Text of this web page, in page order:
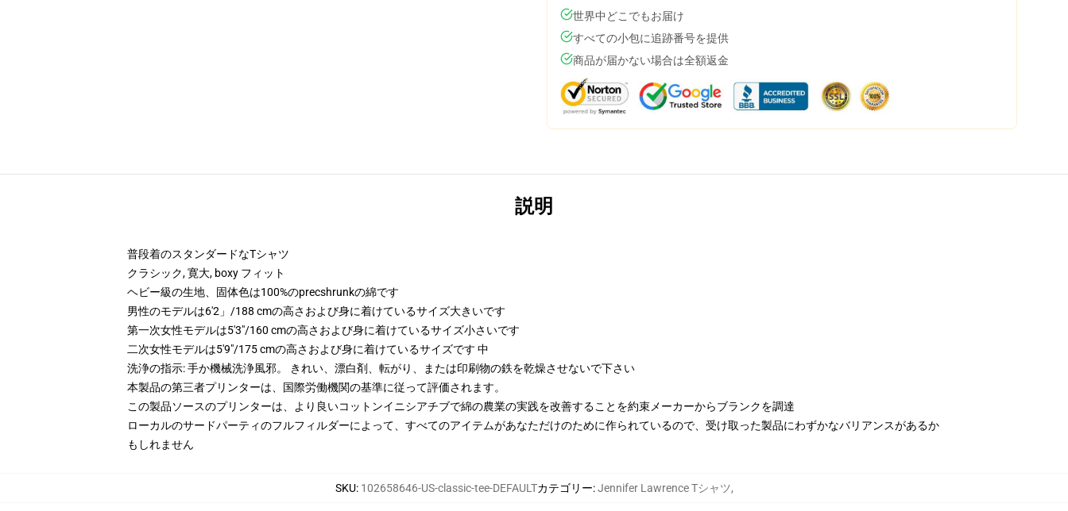
世界中どこでもお届け
すべての小包に追跡番号を提供
商品が届かない場合は全額返金
説明
普段着のスタンダードなTシャツ
クラシック, 寛大, boxy フィット
ヘビー級の生地、固体色は100%のprecshrunkの綿です
男性のモデルは6'2」/188 cmの高さおよび身に着けているサイズ大きいです
第一次女性モデルは5'3"/160 cmの高さおよび身に着けているサイズ小さいです
二次女性モデルは5'9"/175 cmの高さおよび身に着けているサイズです 中
洗浄の指示: 手か機械洗浄風邪。 きれい、漂白剤、転がり、または印刷物の鉄を乾燥させないで下さい
本製品の第三者プリンターは、国際労働機関の基準に従って評価されます。
この製品ソースのプリンターは、より良いコットンイニシアチブで綿の農業の実践を改善することを約束メーカーからブランクを調達
ローカルのサードパーティのフルフィルダーによって、すべてのアイテムがあなただけのために作られているので、受け取った製品にわずかなバリアンスがあるか
もしれません
SKU: 102658646-US-classic-tee-DEFAULTカテゴリー:Jennifer Lawrence Tシャツ,